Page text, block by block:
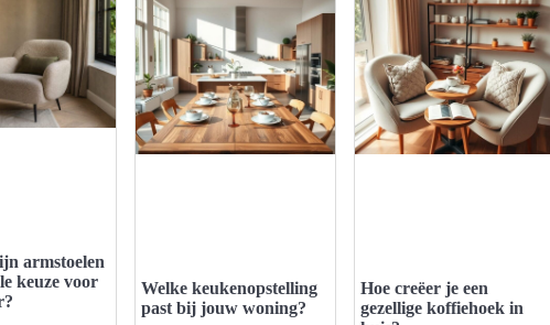
armstoelen
keuze voor
Welke keukenopstelling
past bij jouw woning?
Hoe creëer je een
gezellige koffiehoek in